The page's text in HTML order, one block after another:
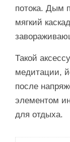
потока. Дым
мягкий
Такой
медитации,
после
элементом
для отдыха.